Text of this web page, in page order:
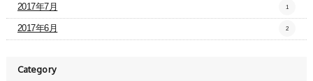
2017年7月 1
2017年6月 2
Category